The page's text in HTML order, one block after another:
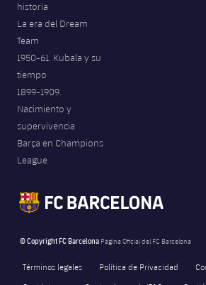
historia
La era del Dream
Team
1950-61. Kubala y su
tiempo
1899-1909.
Nacimiento y
supervivencia
Barça en Champions
League
© Copyright FC Barcelona Página Oficial del FC Barcelona
Términos legales Política de Privacidad